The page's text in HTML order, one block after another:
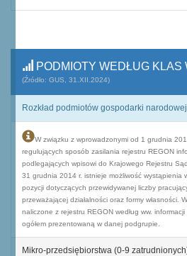
PODMIOTY WEDŁUG KLAS
(Źródło: GUS, 31.XII.2024)
Rozkład podmiotów gospodarki
W związku z wprowadzonymi od 1 grudnia
regulujących sposób zasilania rejestru REGON
podlegających wpisowi do Krajowego Rejestru
31 grudnia 2014 r. istnieje możliwość wystąpienia
pozycji dotyczących przewidywanej liczby
przeważającej działalności oraz formy własności.
naliczone z rejestru REGON według ww.
ogółem prezentowaną w danej podgrupie.
Mikro-przedsiębiorstwa (0-9